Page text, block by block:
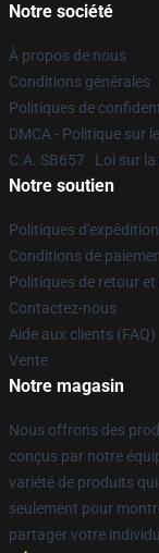
Notre société
À propos de nous
Conditions générales
Politiques de
DMCA - Politique sur
C.A. SB657 : Loi sur
Notre soutien
Politiques
Conditions de
Politiques de retour
Contactez-nous
Aide aux clients (FAQ)
Vente
Notre magasin
Nous offrons des
conçus par notre
variété de produits
seulement pour
partager votre